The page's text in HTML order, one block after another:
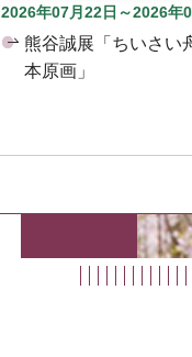
2026年07月22日～2026年
熊谷誠展「ちいさ
本原画」